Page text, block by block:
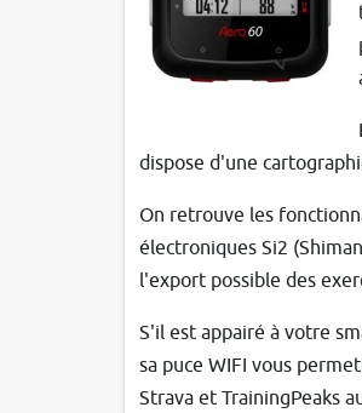
dispose d'une
On retrouve les
électroniques Si2
l'export possible des
S'il est appairé à votre
sa puce WIFI vous
Strava et TrainingPeaks